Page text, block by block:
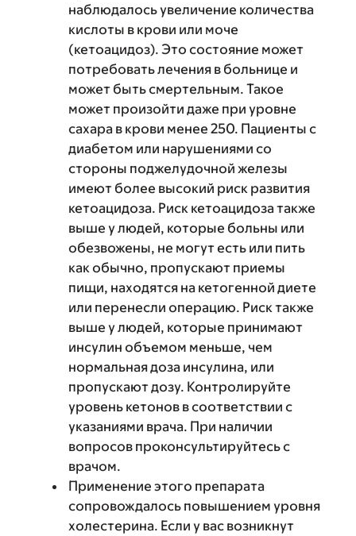
наблюдалось увеличение количества
кислоты в крови или моче
(кетоацидоз). Это состояние может
потребовать лечения в больнице и
может быть смертельным. Такое
может произойти даже при уровне
сахара в крови менее 250. Пациенты с
диабетом или нарушениями со
стороны поджелудочной железы
имеют более высокий риск развития
кетоацидоза. Риск кетоацидоза также
выше у людей, которые больны или
обезвожены, не могут есть или пить
как обычно, пропускают приемы
пищи, находятся на кетогенной диете
или перенесли операцию. Риск также
выше у людей, которые принимают
инсулин объемом меньше, чем
нормальная доза инсулина, или
пропускают дозу. Контролируйте
уровень кетонов в соответствии с
указаниями врача. При наличии
вопросов проконсультируйтесь с
врачом.
Применение этого препарата
сопровождалось повышением уровня
холестерина. Если у вас возникнут